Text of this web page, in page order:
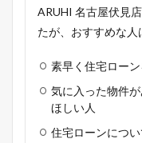
ARUHI 名古屋伏見
たが、おすすめな人
素早く住宅ロー
気に入った物件
ほしい人
住宅ローンにつ